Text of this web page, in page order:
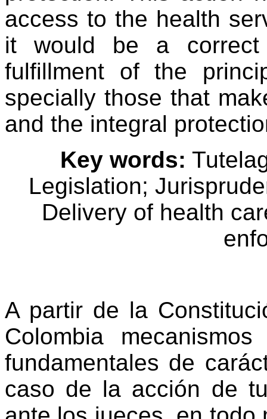
access to the health
it would be a correct
fulfillment of the
specially those that
and the integral
Key words:
Legislation;
Delivery of health
A partir de la
Colombia
fundamentales de
caso de la acción de